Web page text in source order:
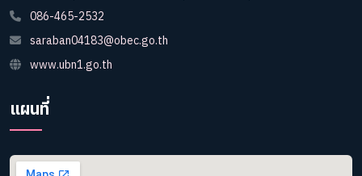
086-465-2532
saraban04183@obec.go.th
www.ubn1.go.th
แผนที่